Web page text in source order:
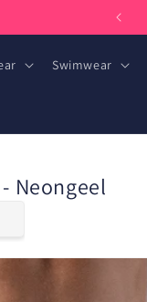
Swimwear
Neongeel